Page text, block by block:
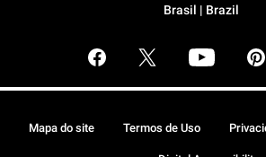
Brasil | Brazil
Mapa do site Termos de Uso